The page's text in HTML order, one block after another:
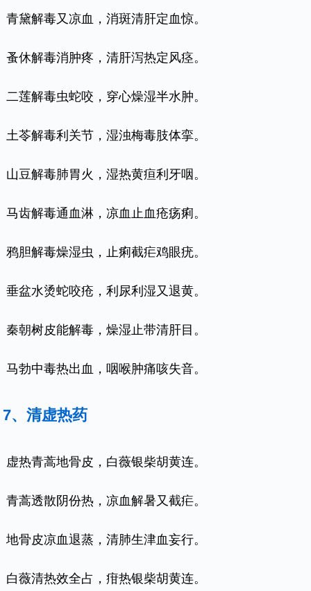
青黛解毒又凉血，消斑清肝定血惊。
蚤休解毒消肿疼，清肝泻热定风痉。
二莲解毒虫蛇咬，穿心燥湿半水肿。
土苓解毒利关节，湿浊梅毒肢体挛。
山豆解毒肺胃火，湿热黄疸利牙咽。
马齿解毒通血淋，凉血止血疮疡痢。
鸦胆解毒燥湿虫，止痢截疟鸡眼疣。
垂盆水烫蛇咬疮，利尿利湿又退黄。
秦朝树皮能解毒，燥湿止带清肝目。
马勃中毒热出血，咽喉肿痛咳失音。
7、清虚热药
虚热青蒿地骨皮，白薇银柴胡黄连。
青蒿透散阴份热，凉血解暑又截疟。
地骨皮凉血退蒸，清肺生津血妄行。
白薇清热效全占，疳热银柴胡黄连。